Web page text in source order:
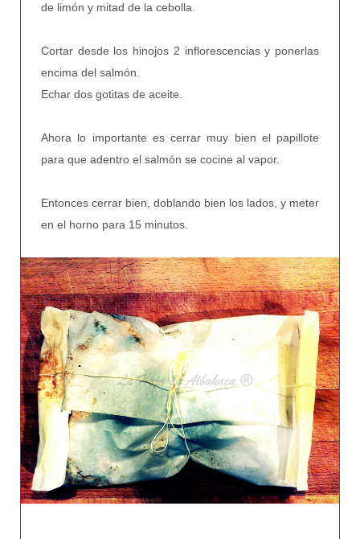
de limón y mitad de la cebolla.
Cortar desde los hinojos 2 inflorescencias y ponerlas
encima del salmón.
Echar dos gotitas de aceite.
Ahora lo importante es cerrar muy bien el papillote
para que adentro el salmón se cocine al vapor.
Entonces cerrar bien, doblando bien los lados, y meter
en el horno para 15 minutos.